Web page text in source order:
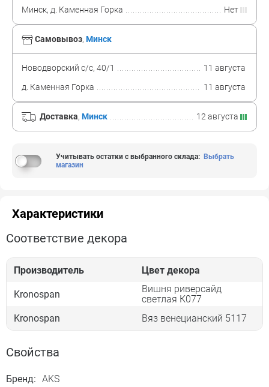
Самовывоз, Минск
Новодворский с/с, 40/1
11 августа
д. Каменная Горка
11 августа
Доставка, Минск 12 августа
Минск, д. Каменная Горка
Нет
Учитывать остатки с выбранного склада: Выбрать
магазин
Характеристики
Соответствие декора
Производитель Цвет декора
Kronospan
Вишня риверсайд
светлая К077
Kronospan
Вяз венецианский 5117
Свойства
Бренд: AKS